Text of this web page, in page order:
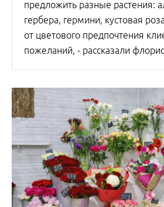
предложить разные растения:
гербера, гермини, кустовая
от цветового предпочтения
пожеланий, - рассказали